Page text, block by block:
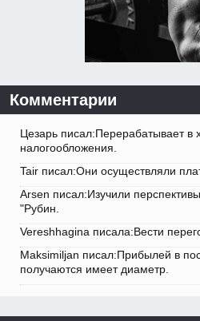
Комментарии
Цезарь писал:Перерабатывает в
налогообложения.
Tair писал:Они осуществляли
Arsen писал:Изучили
"Рубин.
Vereshhagina писала:Вести
Maksimiljan писал:Прибылей в
получаются имеет диаметр.